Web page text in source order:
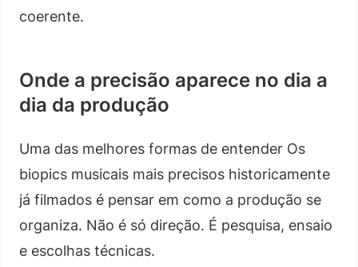
coerente.
Onde a precisão aparece no dia a
dia da produção
Uma das melhores formas de entender Os
biopics musicais mais precisos historicamente
já filmados é pensar em como a produção se
organiza. Não é só direção. É pesquisa, ensaio
e escolhas técnicas.